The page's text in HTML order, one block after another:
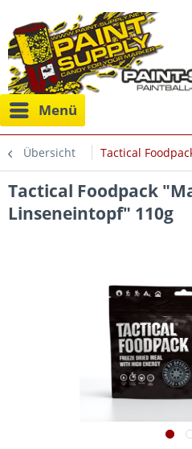
Menü
Übersicht Tactical
Tactical Foodpack
Linseneintopf" 110g